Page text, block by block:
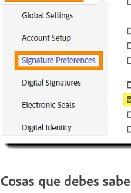
Cosas que debes